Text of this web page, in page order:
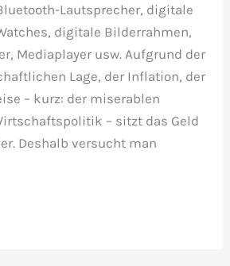
Lautsprecher, digitale
digitale Bilderrahmen,
Mediaplayer usw. Aufgrund der
Lage, der Inflation, der
– kurz: der miserablen
– sitzt das Geld
Deshalb versucht man